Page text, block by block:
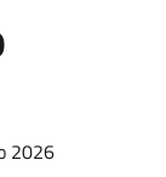
2026